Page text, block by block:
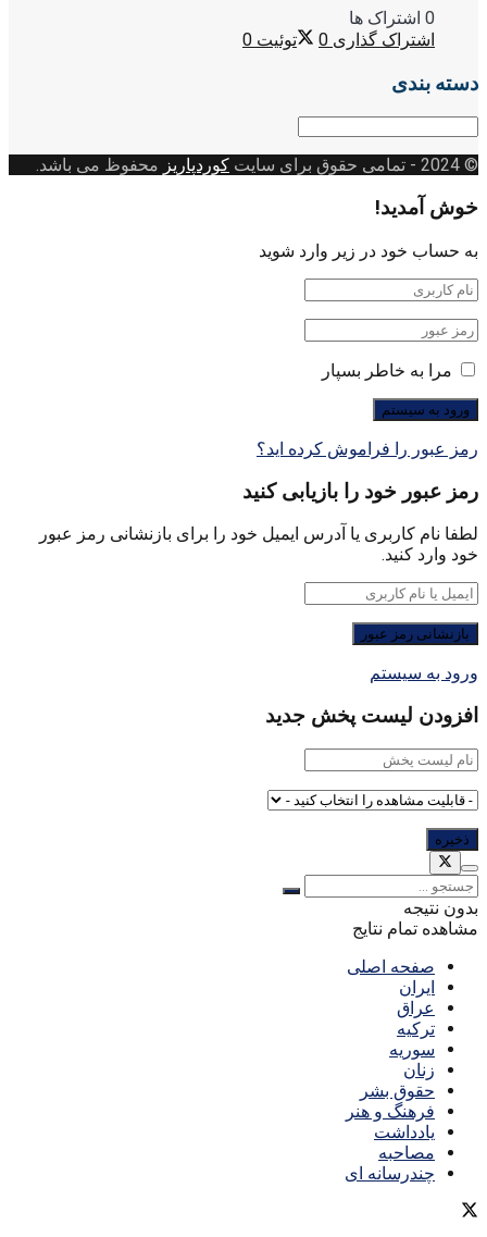
0 اشتراک ها
اشتراک گذاری 0 توئیت 0
دسته بندی
© 2024
- تمامی حقوق برای سایت کوردپاریز محفوظ می باشد.
خوش آمدید!
به حساب خود در زیر وارد شوید
مرا به خاطر بسپار
رمز عبور را فراموش کرده اید؟
رمز عبور خود را بازیابی کنید
لطفا نام کاربری یا آدرس ایمیل خود را برای بازنشانی رمز عبور
خود وارد کنید.
ورود به سیستم
افزودن لیست پخش جدید
بدون نتیجه
مشاهده تمام نتایج
صفحه اصلی
ایران
عراق
ترکیه
سوریه
زنان
حقوق بشر
فرهنگ و هنر
یادداشت
مصاحبه
چندرسانه ای